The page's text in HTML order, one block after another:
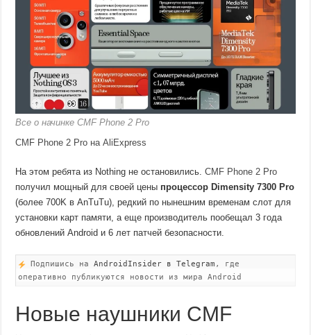
Все о начинке CMF Phone 2 Pro
CMF Phone 2 Pro на AliExpress
На этом ребята из Nothing не остановились.CMF Phone 2 Pro
получил мощный для своей цены процессор Dimensity 7300 Pro
(более 700K в AnTuTu), редкий по нынешним временам слот для
установки карт памяти, а еще производитель пообещал 3 года
обновлений Android и 6 лет патчей безопасности.
Подпишись наAndroidInsider в Telegram , где
оперативно публикуются новости из мира Android
Новые наушники CMF